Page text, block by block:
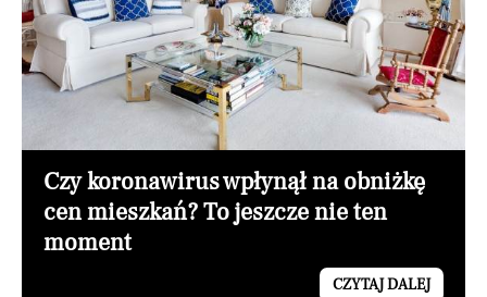
Czy koronawirus wpłynął na obniżkę
cen mieszkań? To jeszcze nie ten
moment
CZYTAJ DALEJ